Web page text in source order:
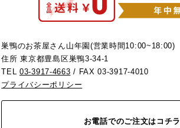
巣鴨のお茶屋さん山年園(営業時間10:00~18:00)
住所 東京都豊島区巣鴨3-34-1
TEL03-3917-4663 / FAX 03-3917-4010
プライバシーポリシー
お電話でのご注文はコチラ